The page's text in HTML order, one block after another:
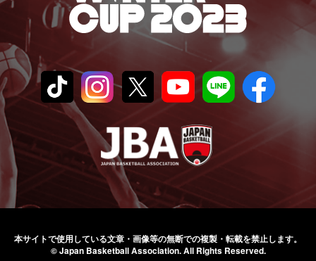
本サイトで使用している文章・画像等の無断での複製・転載を禁止します。
© Japan Basketball Association.All Rights Reserved.